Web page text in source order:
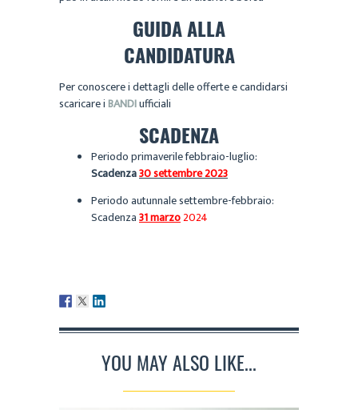
GUIDA ALLA
CANDIDATURA
Per conoscere i dettagli delle offerte e candidarsi
scaricare iBANDIufficiali
SCADENZA
Periodo primaverile febbraio-luglio:
Scadenza30 settembre 2023
Periodo autunnale settembre-febbraio:
Scadenza31 marzo2024
YOU MAY ALSO LIKE...